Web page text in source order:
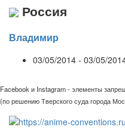
Россия
Владимир
03/05/2014 - 03/05/
Facebook и Instagram - элементы
(по решению Тверского суда города